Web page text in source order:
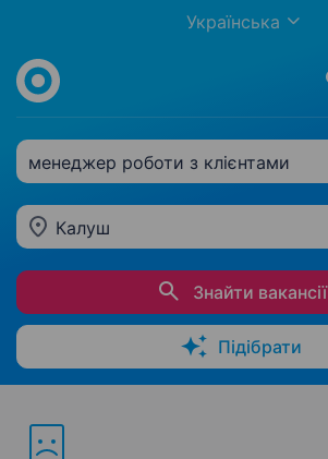
Українська
менеджер роботи з клієнтами
Калуш
Знайти вакансії
Підібрати